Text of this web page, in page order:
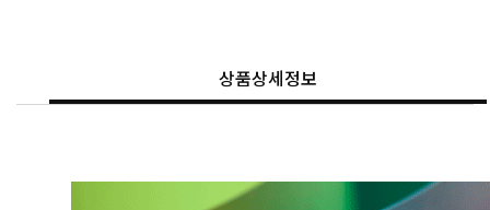
상품상세정보